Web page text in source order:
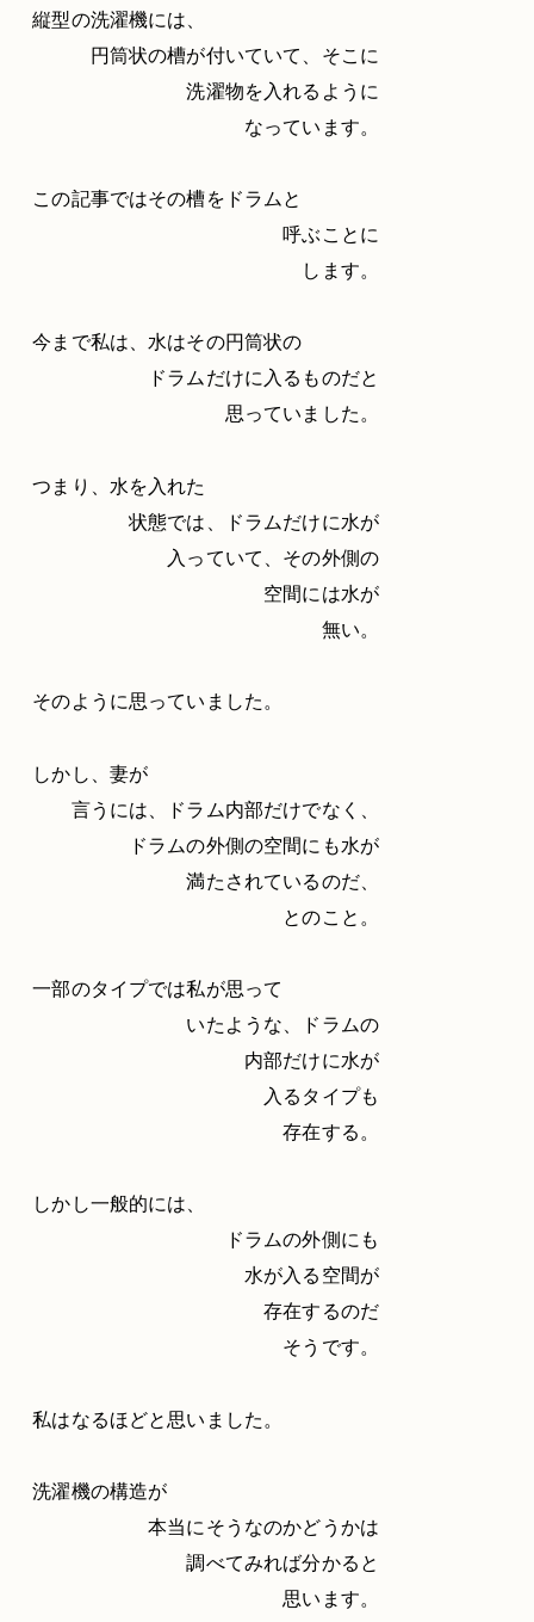
縦型の洗濯機には、
円筒状の槽が付いていて、そこに
洗濯物を入れるように
なっています。
この記事ではその槽をドラムと
呼ぶことに
します。
今まで私は、水はその円筒状の
ドラムだけに入るものだと
思っていました。
つまり、水を入れた
状態では、ドラムだけに水が
入っていて、その外側の
空間には水が
無い。
そのように思っていました。
しかし、妻が
言うには、ドラム内部だけでなく、
ドラムの外側の空間にも水が
満たされているのだ、
とのこと。
一部のタイプでは私が思って
いたような、ドラムの
内部だけに水が
入るタイプも
存在する。
しかし一般的には、
ドラムの外側にも
水が入る空間が
存在するのだ
そうです。
私はなるほどと思いました。
洗濯機の構造が
本当にそうなのかどうかは
調べてみれば分かると
思います。